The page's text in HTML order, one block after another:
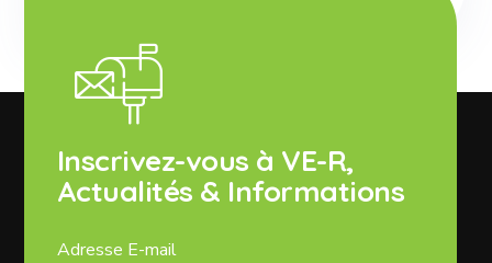
Inscrivez-vous à VE-R,
Actualités & Informations
Adresse E-mail